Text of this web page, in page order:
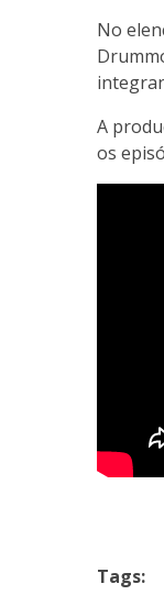
No
A
os
Tags: